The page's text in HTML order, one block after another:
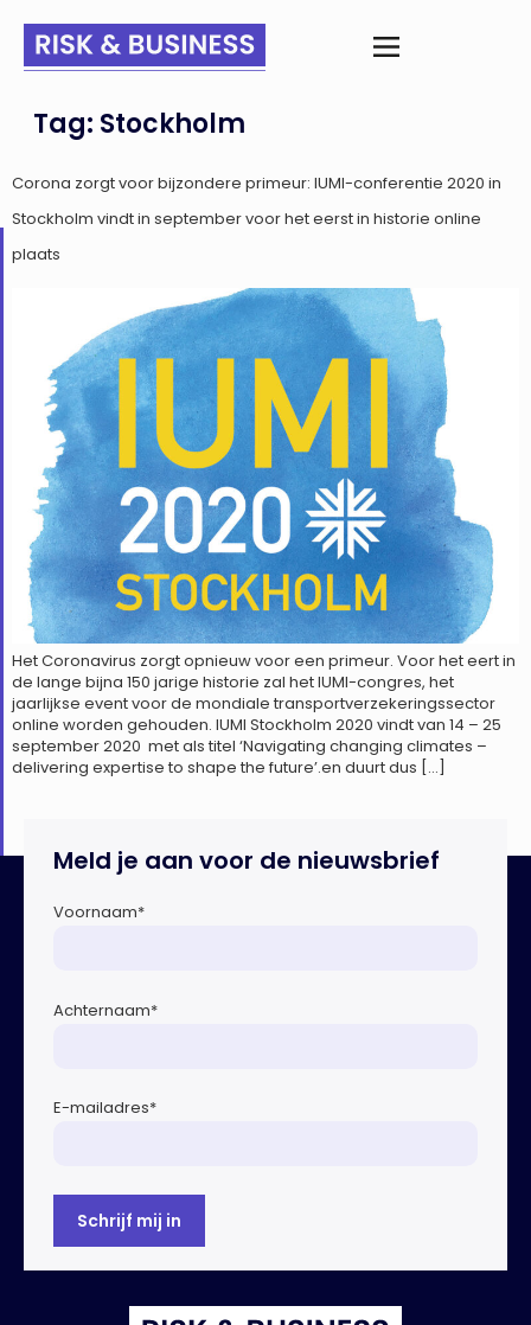
Tag: Stockholm
Corona zorgt voor bijzondere primeur: IUMI-conferentie 2020 in
Stockholm vindt in september voor het eerst in historie online
plaats
Het Coronavirus zorgt opnieuw voor een primeur. Voor het eert in
de lange bijna 150 jarige historie zal het IUMI-congres, het
jaarlijkse event voor de mondiale transportverzekeringssector
online worden gehouden. IUMI Stockholm 2020 vindt van 14 – 25
september 2020 met als titel ‘Navigating changing climates –
delivering expertise to shape the future’.en duurt dus […]
Meld je aan voor de nieuwsbrief
Voornaam*
Achternaam*
E-mailadres*